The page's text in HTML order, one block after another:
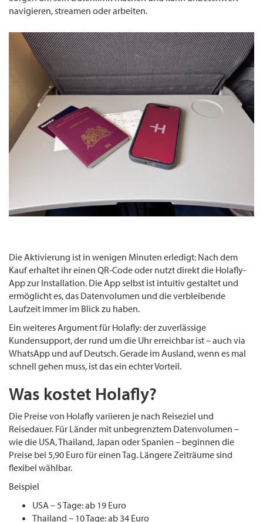
navigieren, streamen oder arbeiten.
Die Aktivierung ist in wenigen Minuten erledigt: Nach dem
Kauf erhaltet ihr einen QR-Code oder nutzt direkt die Holafly-
App zur Installation. Die App selbst ist intuitiv gestaltet und
ermöglicht es, das Datenvolumen und die verbleibende
Laufzeit immer im Blick zu haben.
Ein weiteres Argument für Holafly: der zuverlässige
Kundensupport, der rund um die Uhr erreichbar ist – auch via
WhatsApp und auf Deutsch. Gerade im Ausland, wenn es mal
schnell gehen muss, ist das ein echter Vorteil.
Was kostet Holafly?
Die Preise von Holafly variieren je nach Reiseziel und
Reisedauer. Für Länder mit unbegrenztem Datenvolumen –
wie die USA, Thailand, Japan oder Spanien – beginnen die
Preise bei 5,90 Euro für einen Tag. Längere Zeiträume sind
flexibel wählbar.
Beispiel
USA – 5 Tage: ab 19 Euro
Thailand – 10 Tage: ab 34 Euro